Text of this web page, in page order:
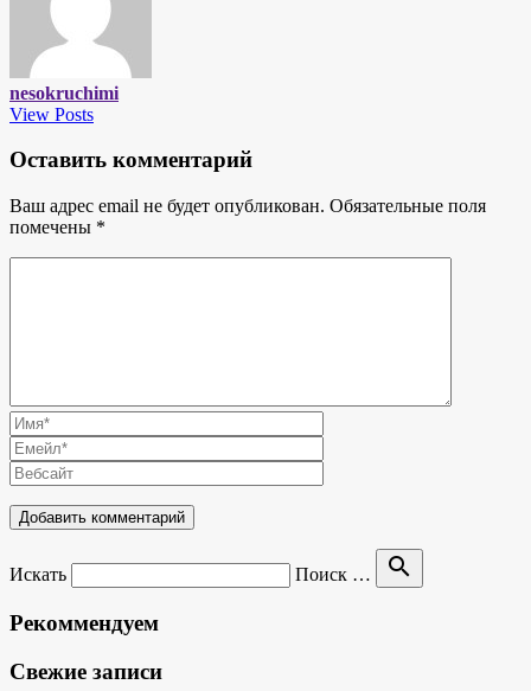
nesokruchimi
View Posts
Оставить комментарий
Ваш адрес email не будет опубликован. Обязательные поля
помечены *
Искать Поиск … search
Рекоммендуем
Свежие записи